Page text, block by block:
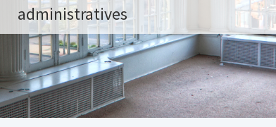
administratives